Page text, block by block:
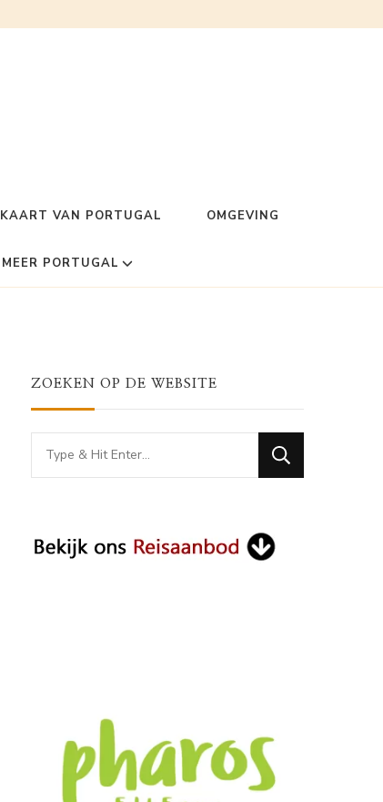
KAART VAN PORTUGAL OMGEVING
MEER PORTUGAL
ZOEKEN OP DE WEBSITE
Looking
for